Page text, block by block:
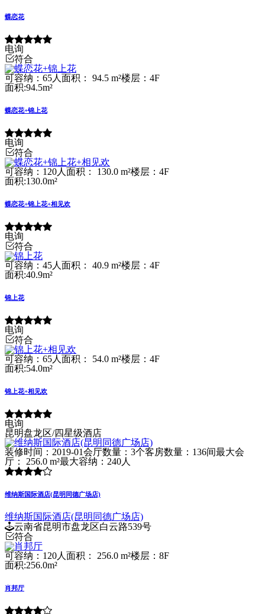
蝶恋花
电询
符合
可容纳：65人 面积： 94.5 m²楼层：4F
面积:94.5m²
蝶恋花+锦上花
电询
符合
可容纳：120人 面积： 130.0 m²楼层：4F
面积:130.0m²
蝶恋花+锦上花+相见欢
电询
符合
可容纳：45人 面积： 40.9 m²楼层：4F
面积:40.9m²
锦上花
电询
符合
可容纳：65人 面积： 54.0 m²楼层：4F
面积:54.0m²
锦上花+相见欢
电询
昆明盘龙区/四星级酒店
装修时间：2019-01会厅数量：3个客房数量：136间最大会
厅： 256.0 m²最大容纳：240人
维纳斯国际酒店(昆明同德广场店)
维纳斯国际酒店(昆明同德广场店)
云南省昆明市盘龙区白云路539号
符合
可容纳：120人 面积： 256.0 m²楼层：8F
面积:256.0m²
肖邦厅